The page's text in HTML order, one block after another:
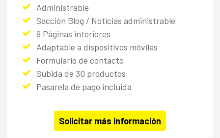
Administrable
Sección Blog / Noticias administrable
9 Páginas interiores
Adaptable a dispositivos móviles
Formulario de contacto
Subida de 30 productos
Pasarela de pago incluida
Solicitar más información